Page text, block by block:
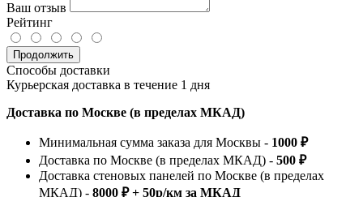
Ваш отзыв
Рейтинг
Продолжить
Способы доставки
Курьерская доставка в течение 1 дня
Доставка по Москве (в пределах МКАД)
Минимальная сумма заказа для Москвы - 1000 ₽
Доставка по Москве (в пределах МКАД) - 500 ₽
Доставка стеновых панелей по Москве (в пределах
МКАД) - 8000 ₽ + 50р/км за МКАД